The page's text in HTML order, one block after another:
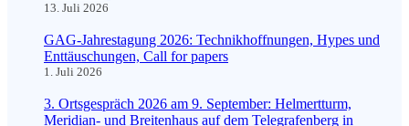
13. Juli 2026
GAG-Jahrestagung 2026: Technikhoffnungen, Hypes und
Enttäuschungen, Call for papers
1. Juli 2026
3. Ortsgespräch 2026 am 9. September: Helmertturm,
Meridian- und Breitenhaus auf dem Telegrafenberg in